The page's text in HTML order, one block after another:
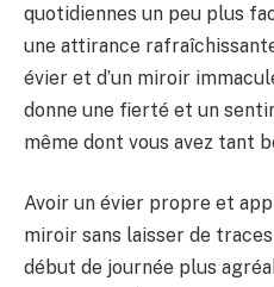
quotidiennes un peu plus
une attirance
évier et d’un miroir
donne une fierté et un
même dont vous avez tant
Avoir un évier propre et
miroir sans laisser de
début de journée plus